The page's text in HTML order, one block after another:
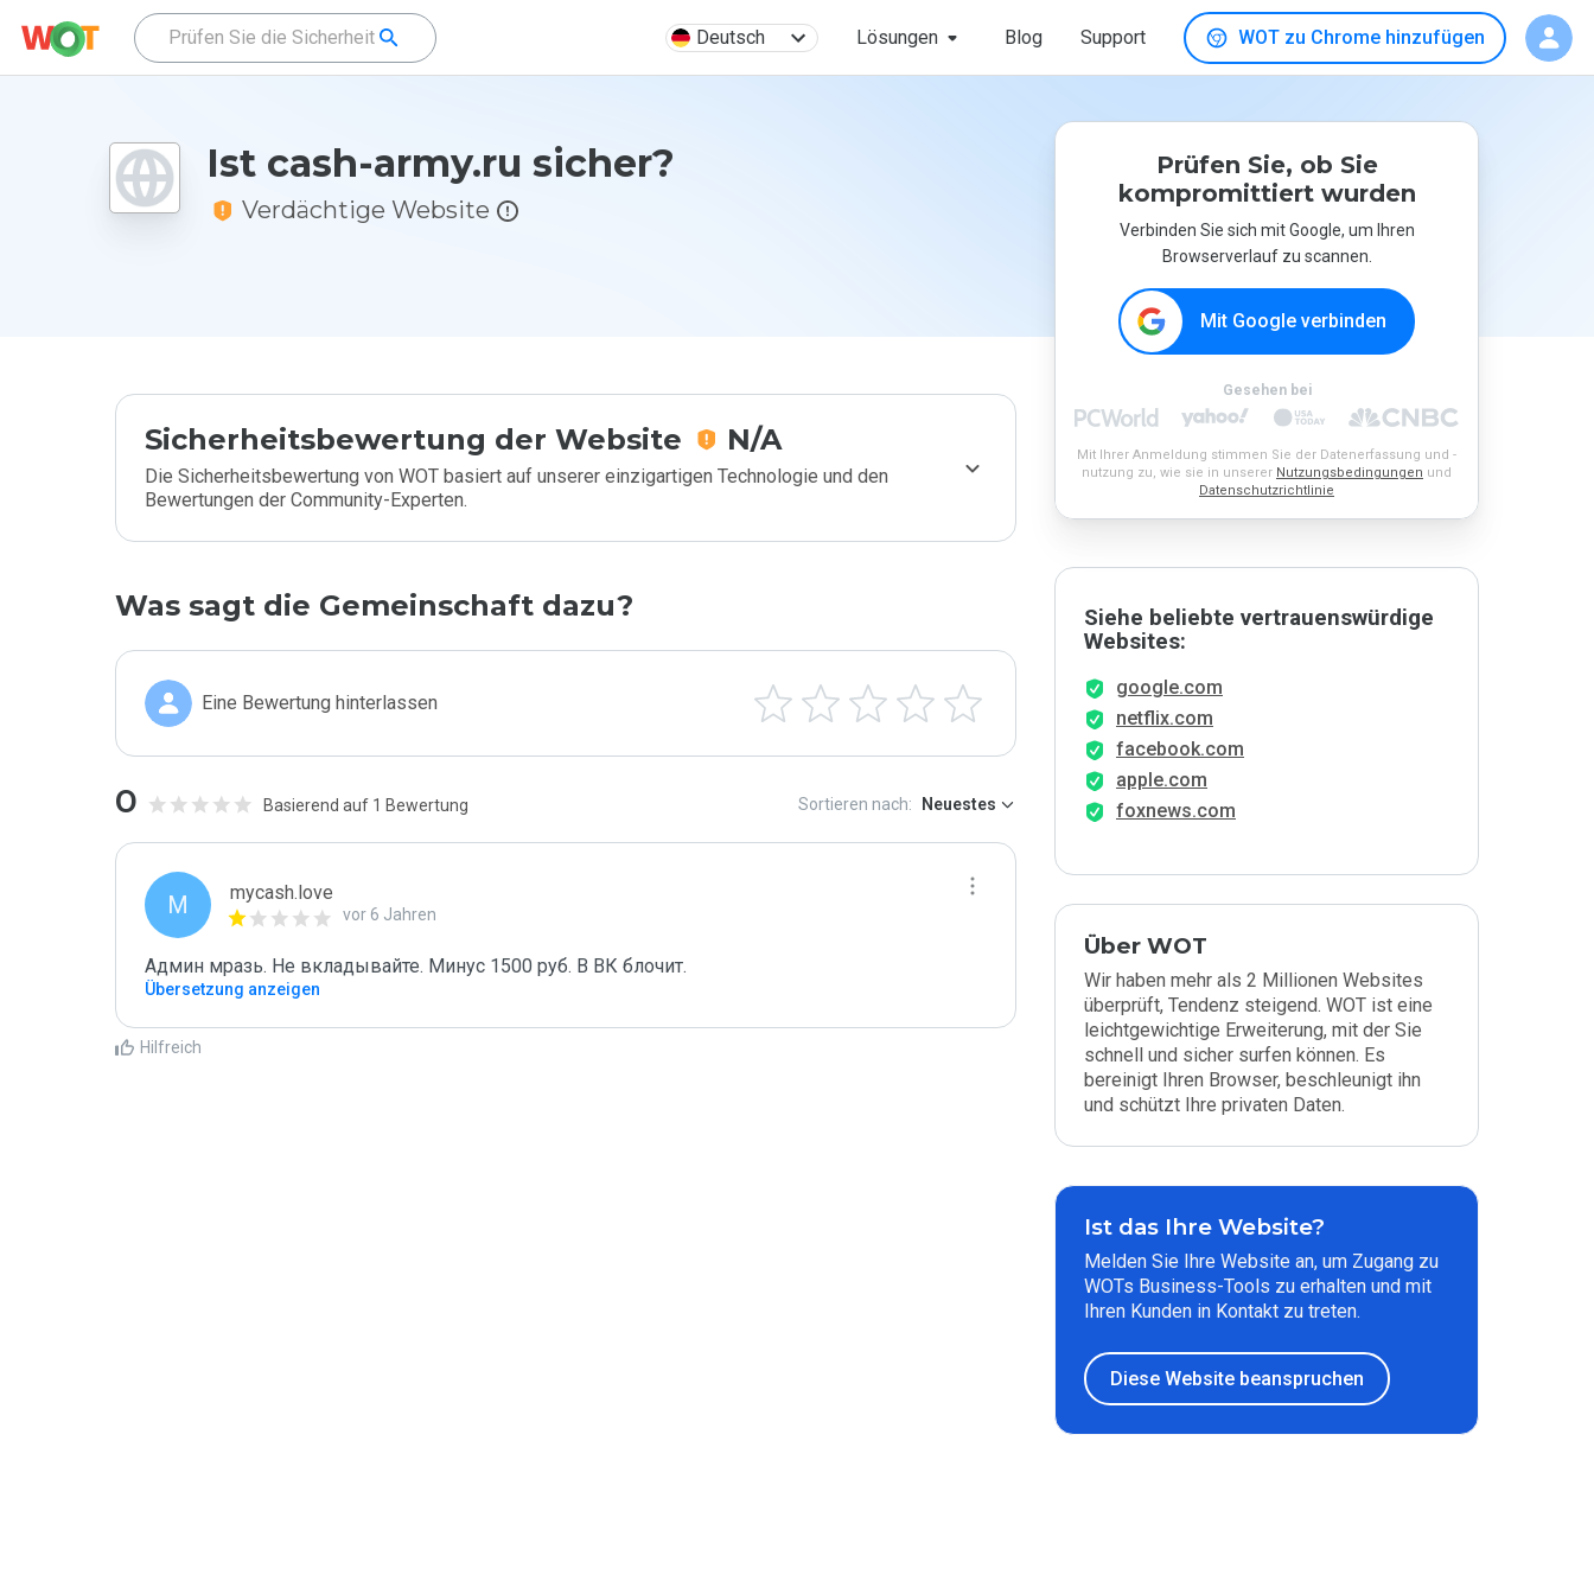
Deutsch Lösungen Blog Support WOT zu Chrome hinzufügen
Ist cash-army.ru sicher?
Verdächtige Website
Sicherheitsbewertung der Website N/A
Die Sicherheitsbewertung von WOT basiert auf unserer einzigartigen Technologie und den
Bewertungen der Community-Experten.
Was sagt die Gemeinschaft dazu?
Eine Bewertung hinterlassen
0 Basierend auf 1 Bewertung Sortieren nach: Neuestes
M mycash.love
vor 6 Jahren
Админ мразь. Не вкладывайте. Минус 1500 руб. В ВК блочит.
Übersetzung anzeigen
Hilfreich
Prüfen Sie, ob Sie
kompromittiert wurden
Verbinden Sie sich mit Google, um Ihren
Browserverlauf zu scannen.
Mit Google verbinden
Gesehen bei
Mit Ihrer Anmeldung stimmen Sie der Datenerfassung und -
nutzung zu, wie sie in unserer Nutzungsbedingungen und
Datenschutzrichtlinie
Siehe beliebte vertrauenswürdige
Websites:
google.com
netflix.com
facebook.com
apple.com
foxnews.com
Über WOT
Wir haben mehr als 2 Millionen Websites
überprüft, Tendenz steigend. WOT ist eine
leichtgewichtige Erweiterung, mit der Sie
schnell und sicher surfen können. Es
bereinigt Ihren Browser, beschleunigt ihn
und schützt Ihre privaten Daten.
Ist das Ihre Website?
Melden Sie Ihre Website an, um Zugang zu
WOTs Business-Tools zu erhalten und mit
Ihren Kunden in Kontakt zu treten.
Diese Website beanspruchen